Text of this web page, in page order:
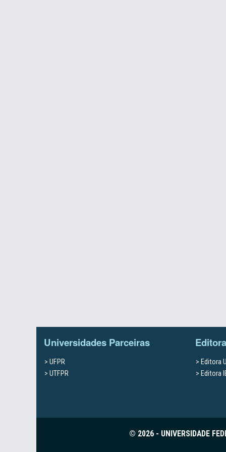
Universidades Parceiras
UFPR
UTFPR
Editora
Editora
© 2026 - UNIVERSIDADE